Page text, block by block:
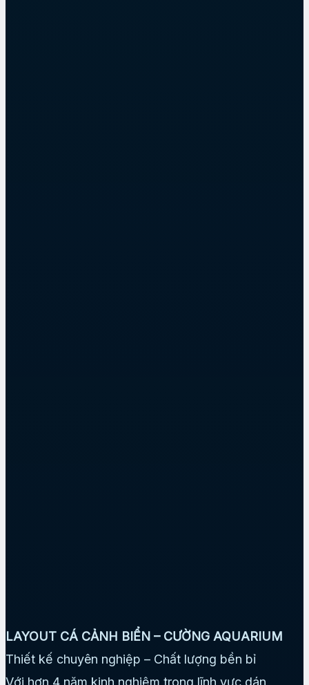
LAYOUT CÁ CẢNH BIỂN – CƯỜNG AQUARIUM
Thiết kế chuyên nghiệp – Chất lượng bền bỉ
Với hơn 4 năm kinh nghiệm trong lĩnh vực dán